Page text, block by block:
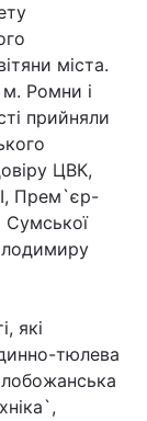
міста.
м. Ромни і
прийняли
ЦВК,
Прем`єр-
Сумської
які
тюлева